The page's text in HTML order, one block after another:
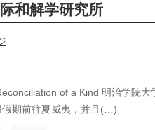
1930年代
台北 衡陽路
和解学研究所
of a Kind 明治学院
期前往夏威夷，并且(…)